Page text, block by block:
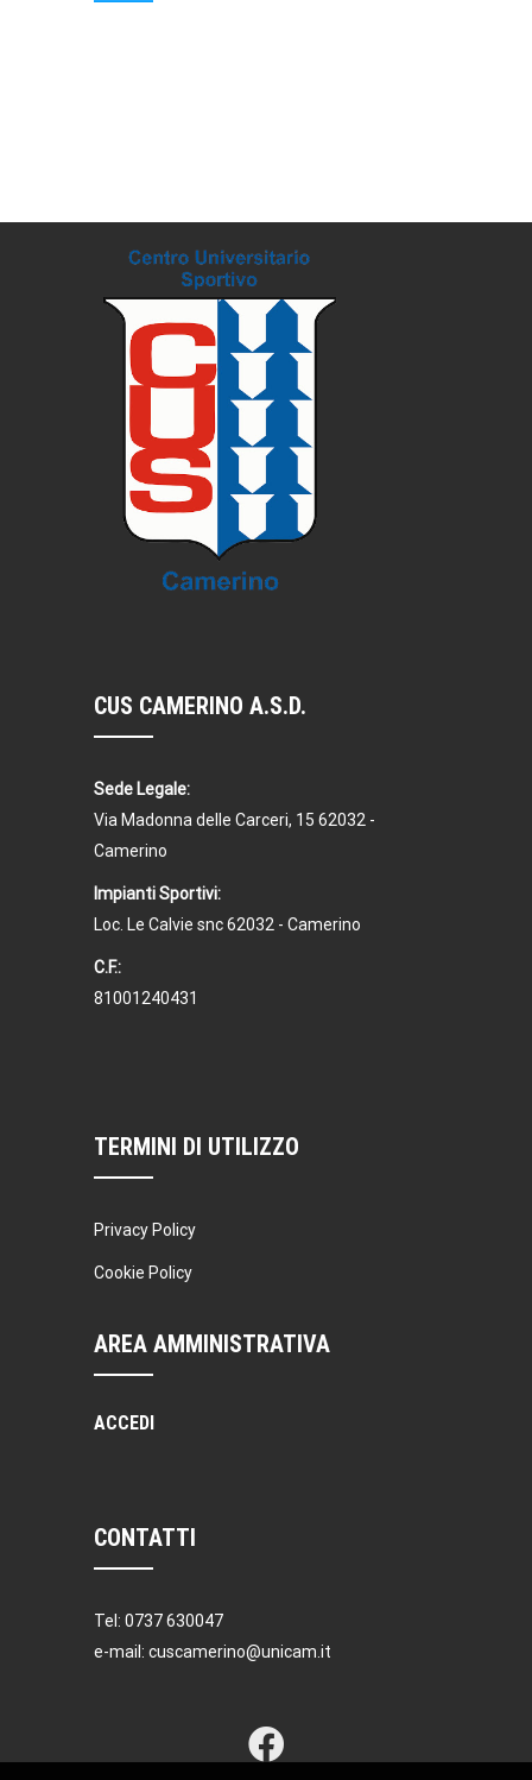
CUS CAMERINO A.S.D.
Sede Legale:
Via Madonna delle Carceri, 15 62032 -
Camerino
Impianti Sportivi:
Loc. Le Calvie snc 62032 - Camerino
C.F.:
81001240431
TERMINI DI UTILIZZO
Privacy Policy
Cookie Policy
AREA AMMINISTRATIVA
ACCEDI
CONTATTI
Tel: 0737 630047
e-mail: cuscamerino@unicam.it